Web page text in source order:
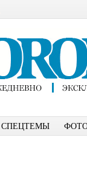
СПЕЦТЕМЫ